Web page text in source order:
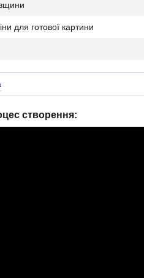
для готової картини
створення: